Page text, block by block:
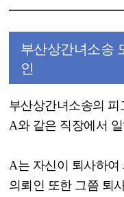
부산상간녀소송
인
부산상간녀소송의
A와 같은 직장에서
A는 자신이 퇴사하여
의뢰인 또한 그쯤 퇴